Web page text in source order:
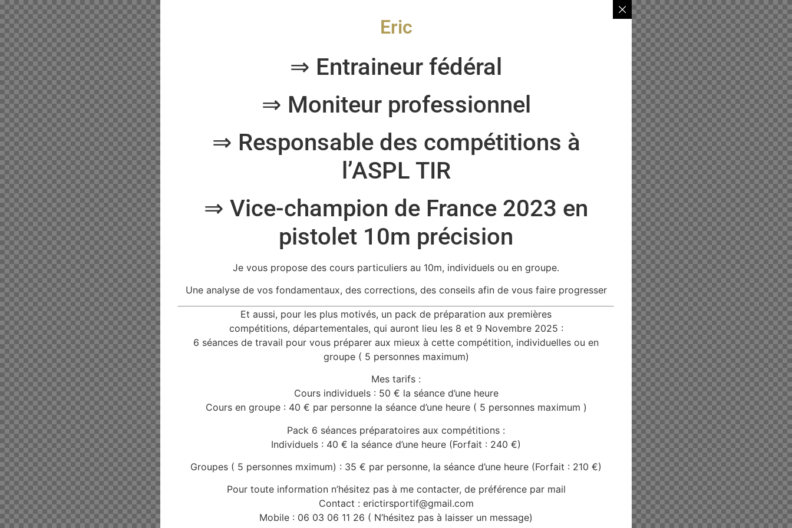
Eric
⇒ Entraineur fédéral
⇒ Moniteur professionnel
⇒ Responsable des compétitions à
l’ASPL TIR
⇒ Vice-champion de France 2023 en
pistolet 10m précision
Je vous propose des cours particuliers au 10m, individuels ou en groupe.
Une analyse de vos fondamentaux, des corrections, des conseils afin de vous faire progresser
Et aussi, pour les plus motivés, un pack de préparation aux premières
compétitions, départementales, qui auront lieu les 8 et 9 Novembre 2025 :
6 séances de travail pour vous préparer aux mieux à cette compétition, individuelles ou en
groupe ( 5 personnes maximum)
Mes tarifs :
Cours individuels : 50 € la séance d’une heure
Cours en groupe : 40 € par personne la séance d’une heure ( 5 personnes maximum )
Pack 6 séances préparatoires aux compétitions :
Individuels : 40 € la séance d’une heure (Forfait : 240 €)
Groupes ( 5 personnes mximum) : 35 € par personne, la séance d’une heure (Forfait : 210 €)
Pour toute information n’hésitez pas à me contacter, de préférence par mail
Contact : erictirsportif@gmail.com
Mobile : 06 03 06 11 26 ( N’hésitez pas à laisser un message)